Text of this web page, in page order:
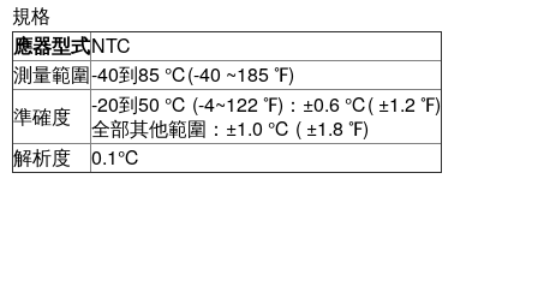
規格
應器型式NTC
測量範圍-40到85 ℃(-40 ~185 ℉)
準確度
-20到50 ℃ (-4~122 ℉)：±0.6 ℃( ±1.2 ℉)
全部其他範圍：±1.0 ℃ ( ±1.8 ℉)
解析度
0.1℃